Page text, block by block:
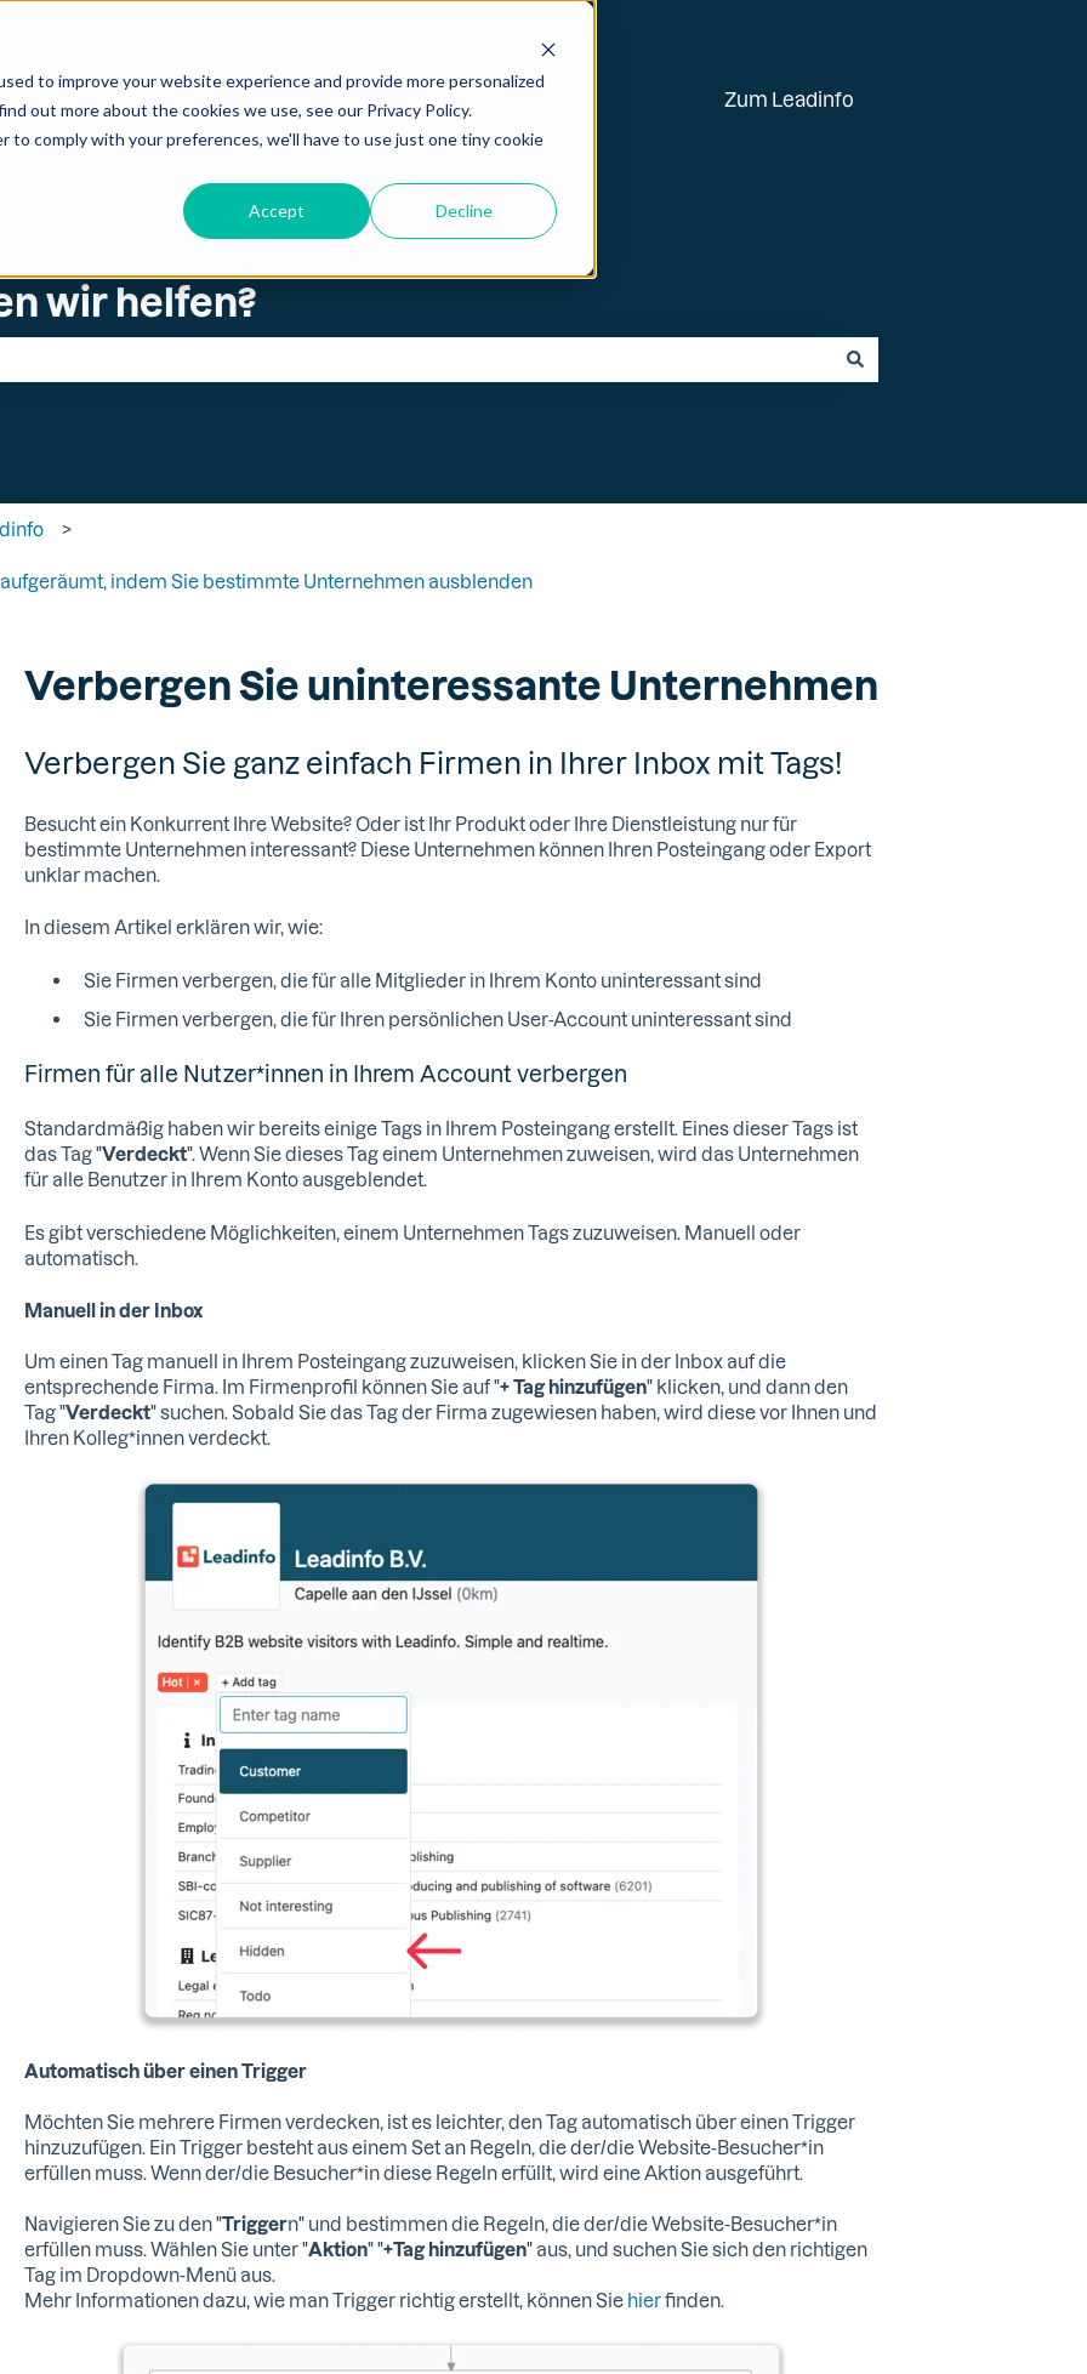
to improve your website experience and provide more personalized
out more about the cookies we use, see our Privacy Policy.
comply with your preferences, we'll have to use just one tiny cookie
Accept Decline
Zum Leadinfo
wir helfen?
indem Sie bestimmte Unternehmen ausblenden
Verbergen Sie uninteressante Unternehmen
Verbergen Sie ganz einfach Firmen in Ihrer Inbox mit Tags!
Besucht ein Konkurrent Ihre Website? Oder ist Ihr Produkt oder Ihre Dienstleistung nur für
bestimmte Unternehmen interessant? Diese Unternehmen können Ihren Posteingang oder Export
unklar machen.
In diesem Artikel erklären wir, wie:
Sie Firmen verbergen, die für alle Mitglieder in Ihrem Konto uninteressant sind
Sie Firmen verbergen, die für Ihren persönlichen User-Account uninteressant sind
Firmen für alle Nutzer*innen in Ihrem Account verbergen
Standardmäßig haben wir bereits einige Tags in Ihrem Posteingang erstellt. Eines dieser Tags ist
das Tag "Verdeckt". Wenn Sie dieses Tag einem Unternehmen zuweisen, wird das Unternehmen
für alle Benutzer in Ihrem Konto ausgeblendet.
Es gibt verschiedene Möglichkeiten, einem Unternehmen Tags zuzuweisen. Manuell oder
automatisch.
Manuell in der Inbox
Um einen Tag manuell in Ihrem Posteingang zuzuweisen, klicken Sie in der Inbox auf die
entsprechende Firma. Im Firmenprofil können Sie auf "+ Tag hinzufügen" klicken, und dann den
Tag "Verdeckt" suchen. Sobald Sie das Tag der Firma zugewiesen haben, wird diese vor Ihnen und
Ihren Kolleg*innen verdeckt.
Automatisch über einen Trigger
Möchten Sie mehrere Firmen verdecken, ist es leichter, den Tag automatisch über einen Trigger
hinzuzufügen. Ein Trigger besteht aus einem Set an Regeln, die der/die Website-Besucher*in
erfüllen muss. Wenn der/die Besucher*in diese Regeln erfüllt, wird eine Aktion ausgeführt.
Navigieren Sie zu den "Triggern" und bestimmen die Regeln, die der/die Website-Besucher*in
erfüllen muss. Wählen Sie unter "Aktion" "+Tag hinzufügen" aus, und suchen Sie sich den richtigen
Tag im Dropdown-Menü aus.
Mehr Informationen dazu, wie man Trigger richtig erstellt, können Sie hierfinden.